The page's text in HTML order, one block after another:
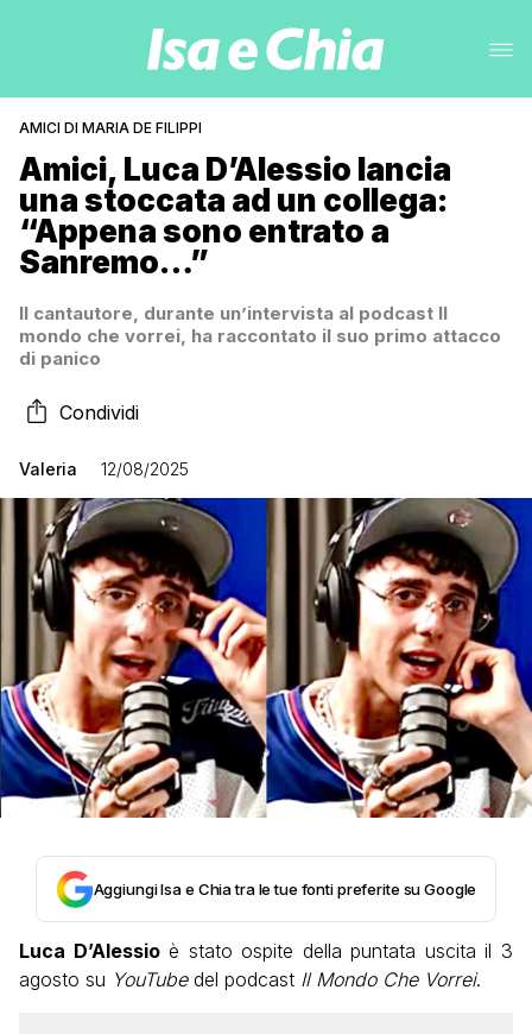
AMICI DI MARIA DE FILIPPI
Amici, Luca D’Alessio lancia
una stoccata ad un collega:
“Appena sono entrato a
Sanremo…”
Il cantautore, durante un’intervista al podcast Il
mondo che vorrei, ha raccontato il suo primo attacco
di panico
Condividi
Valeria 12/08/2025
Aggiungi Isa e Chia tra le tue fonti preferite su Google
Luca D’Alessioè stato ospite della puntata uscita il 3
agosto su YouTubedel podcast Il Mondo Che Vorrei.